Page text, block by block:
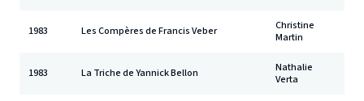
1983 Les Compères de Francis Veber
Christine
Martin
1983 La Triche de Yannick Bellon
Nathalie
Verta